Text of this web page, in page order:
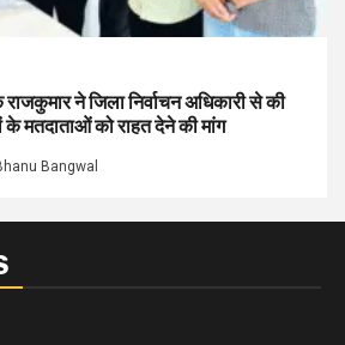
ने जिला निर्वाचन अधिकारी से की
के मतदाताओं को राहत देने की मांग
Bangwal